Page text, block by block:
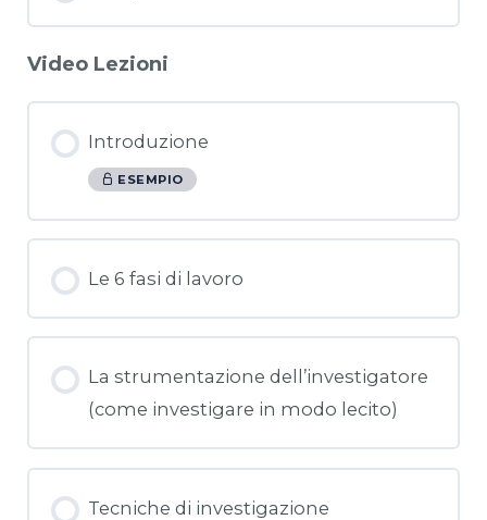
Video Lezioni
Introduzione
ESEMPIO
Le 6 fasi di lavoro
La strumentazione dell’investigatore
(come investigare in modo lecito)
Tecniche di investigazione